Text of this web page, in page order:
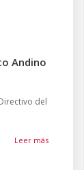
Andino
del
Leer más